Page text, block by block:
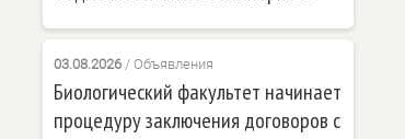
03.08.2026/ Объявления
Биологический факультет начинает
процедуру заключения договоров с